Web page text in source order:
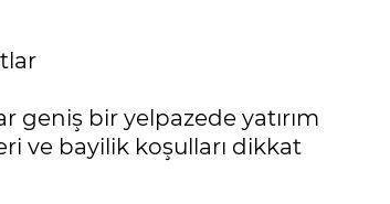
geniş bir yelpazede yatırım
ve bayilik koşulları dikkat